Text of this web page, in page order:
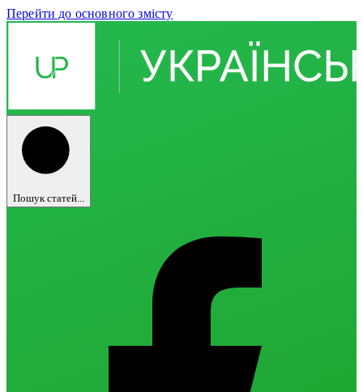
Перейти до основного змісту
Пошук статей...